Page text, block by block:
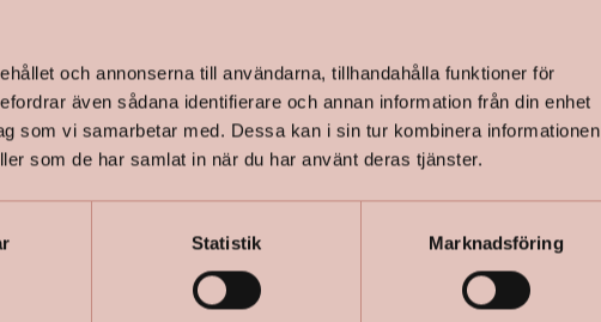
och annonserna till användarna, tillhandahålla funktioner för
även sådana identifierare och annan information från din enhet
som vi samarbetar med. Dessa kan i sin tur kombinera informationen
som de har samlat in när du har använt deras tjänster.
Statistik Marknadsföring